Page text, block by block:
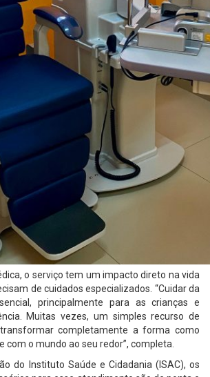
o serviço tem um impacto direto na vida
de cuidados especializados. “Cuidar da
principalmente para as crianças e
Muitas vezes, um simples recurso de
completamente a forma como
com o mundo ao seu redor”, completa.
do Instituto Saúde e Cidadania (ISAC), os